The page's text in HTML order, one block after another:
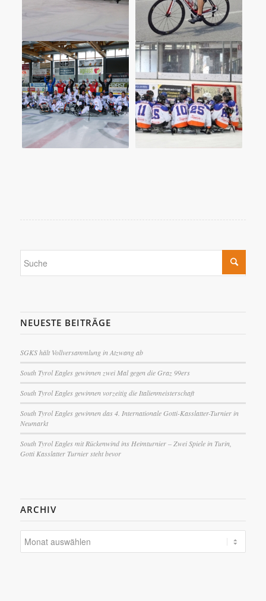
NEUESTE BEITRÄGE
SGKS hält Vollversammlung in Atzwang ab
South Tyrol Eagles gewinnen zwei Mal gegen die Graz 99ers
South Tyrol Eagles gewinnen vorzeitig die Italienmeisterschaft
South Tyrol Eagles gewinnen das 4. Internationale Gotti-Kasslatter-Turnier in
Neumarkt
South Tyrol Eagles mit Rückenwind ins Heimturnier – Zwei Spiele in Turin,
Gotti Kasslatter Turnier steht bevor
ARCHIV